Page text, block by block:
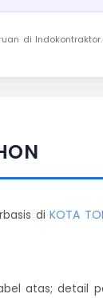
di
diKOTA
atas; detail